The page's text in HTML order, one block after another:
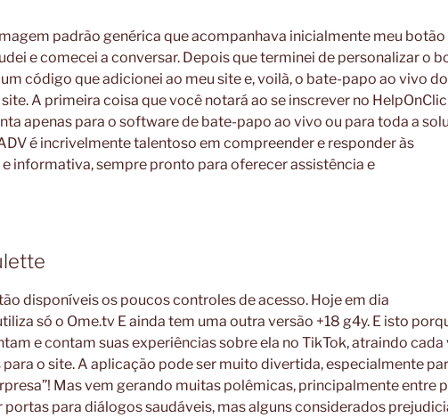
padrão genérica que acompanhava inicialmente meu botão
e comecei a conversar. Depois que terminei de personalizar o
código que adicionei ao meu site e, voilà, o bate-papo ao vivo do
A primeira coisa que você notará ao se inscrever no
apenas para o software de bate-papo ao vivo ou para toda a
é incrivelmente talentoso em compreender e responder às
informativa, sempre pronto para oferecer assistência e
disponíveis os poucos controles de acesso. Hoje em dia
só o Ome.tv E ainda tem uma outra versão +18 g4y. E isto
e contam suas experiências sobre ela no TikTok, atraindo cada
o site. A aplicação pode ser muito divertida, especialmente
Mas vem gerando muitas polêmicas, principalmente entre
portas para diálogos saudáveis, mas alguns considerados